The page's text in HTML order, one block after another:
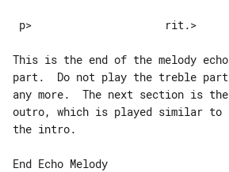
This is the end of the melody echo
part.  Do not play the treble part
any more.  The next section is the
outro, which is played similar to
the intro.
End Echo Melody